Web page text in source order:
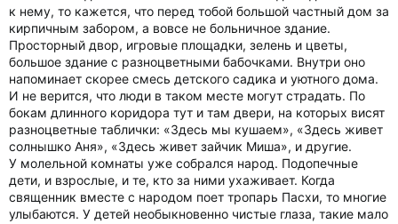
к нему, то кажется, что перед тобой большой частный дом за
кирпичным забором, а вовсе не больничное здание.
Просторный двор, игровые площадки, зелень и цветы,
большое здание с разноцветными бабочками. Внутри оно
напоминает скорее смесь детского садика и уютного дома.
И не верится, что люди в таком месте могут страдать. По
бокам длинного коридора тут и там двери, на которых висят
разноцветные таблички: «Здесь мы кушаем», «Здесь живет
солнышко Аня», «Здесь живет зайчик Миша», и другие.
У молельной комнаты уже собрался народ. Подопечные
дети, и взрослые, и те, кто за ними ухаживает. Когда
священник вместе с народом поет тропарь Пасхи, то многие
улыбаются. У детей необыкновенно чистые глаза, такие мало